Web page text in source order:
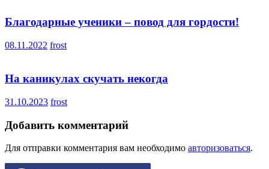
Благодарные ученики – повод для гордости!
08.11.2022 frost
На каникулах скучать некогда
31.10.2023 frost
Добавить комментарий
Для отправки комментария вам необходимо авторизоваться.